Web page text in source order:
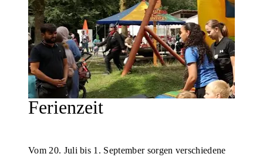
Ferienzeit
Vom 20. Juli bis 1. September sorgen verschiedene